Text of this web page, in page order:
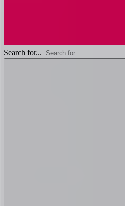
Search for...